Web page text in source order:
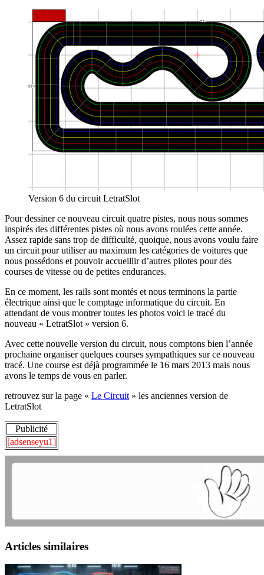
Version 6 du circuit LetratSlot
Pour dessiner ce nouveau circuit quatre pistes, nous nous sommes
inspirés des différentes pistes où nous avons roulées cette année.
Assez rapide sans trop de difficulté, quoique, nous avons voulu faire
un circuit pour utiliser au maximum les catégories de voitures que
nous possédons et pouvoir accueillir d’autres pilotes pour des
courses de vitesse ou de petites endurances.
En ce moment, les rails sont montés et nous terminons la partie
électrique ainsi que le comptage informatique du circuit. En
attendant de vous montrer toutes les photos voici le tracé du
nouveau « LetratSlot » version 6.
Avec cette nouvelle version du circuit, nous comptons bien l’année
prochaine organiser quelques courses sympathiques sur ce nouveau
tracé. Une course est déjà programmée le 16 mars 2013 mais nous
avons le temps de vous en parler.
retrouvez sur la page « Le Circuit » les anciennes version de
LetratSlot
Publicité
[adsenseyu1]
Articles similaires